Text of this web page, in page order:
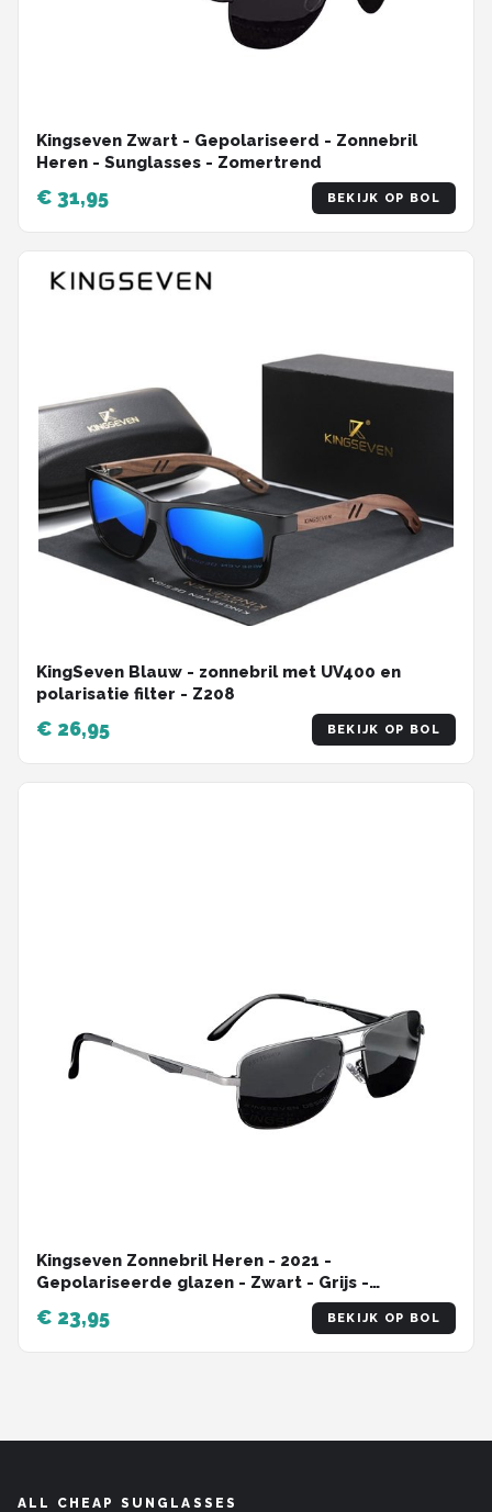
Kingseven Zwart - Gepolariseerd - Zonnebril
Heren - Sunglasses - Zomertrend
€ 31,95 BEKIJK OP BOL
KingSeven Blauw - zonnebril met UV400 en
polarisatie filter - Z208
€ 26,95 BEKIJK OP BOL
Kingseven Zonnebril Heren - 2021 -
Gepolariseerde glazen - Zwart - Grijs -
€ 23,95 BEKIJK OP BOL
ALL CHEAP SUNGLASSES